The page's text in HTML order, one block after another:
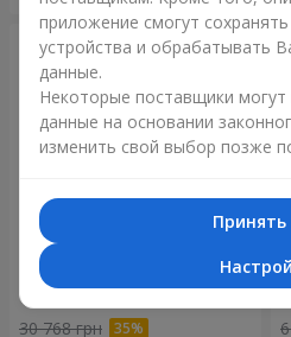
301 красная роза
30 768 грн
приложение смогут
устройства и обрабатывать
данные.
Некоторые поставщики
данные на основании
изменить свой выбор позже
Принять